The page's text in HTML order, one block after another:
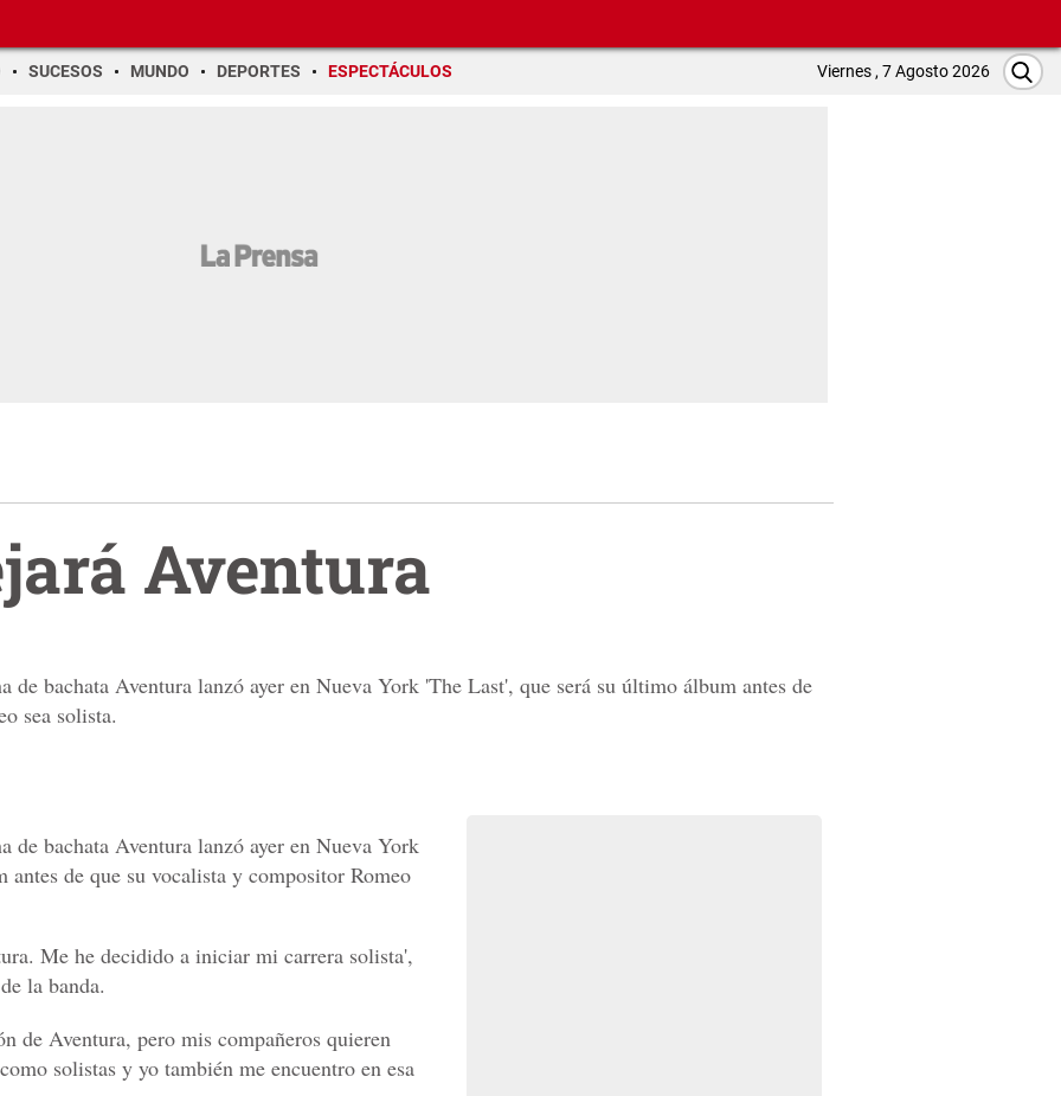
SUCESOS MUNDO DEPORTES ESPECTÁCULOS Viernes , 7 Agosto 2026
Aventura
de bachata Aventura lanzó ayer en Nueva York 'The Last', que será su último álbum antes de
sea solista.
de bachata Aventura lanzó ayer en Nueva York
de que su vocalista y compositor Romeo
Me he decidido a iniciar mi carrera solista',
la banda.
de Aventura, pero mis compañeros quieren
solistas y yo también me encuentro en esa